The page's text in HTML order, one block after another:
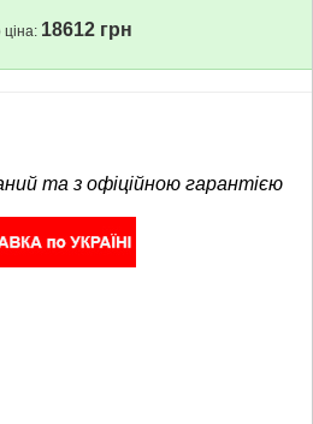
18612 грн
та з офіційною гарантією